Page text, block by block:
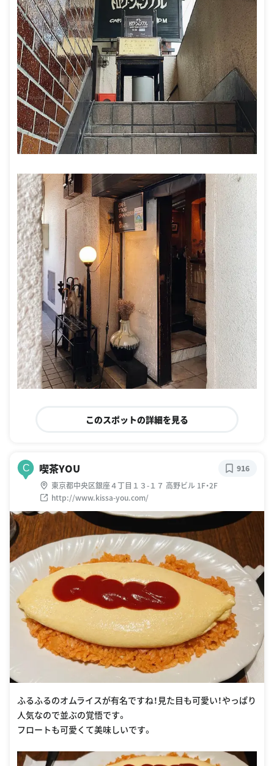
このスポットの詳細を見る
C 喫茶YOU
東京都中央区銀座４丁目１３-１７ 高野ビル 1F・2F
http://www.kissa-you.com/
916
ふるふるのオムライスが有名ですね！見た目も可愛い！やっぱり
人気なので並ぶの覚悟です。
フロートも可愛くて美味しいです。